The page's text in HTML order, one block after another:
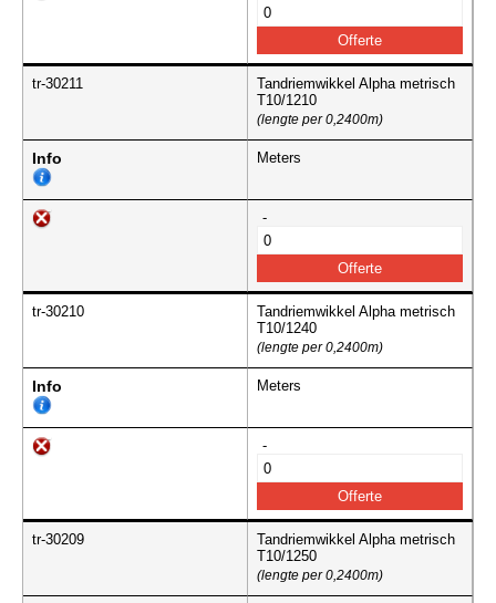
tr-30211
Tandriemwikkel Alpha metrisch
T10/1210
(lengte per 0,2400m)
Info Meters
-
tr-30210
Tandriemwikkel Alpha metrisch
T10/1240
(lengte per 0,2400m)
Info Meters
-
tr-30209
Tandriemwikkel Alpha metrisch
T10/1250
(lengte per 0,2400m)